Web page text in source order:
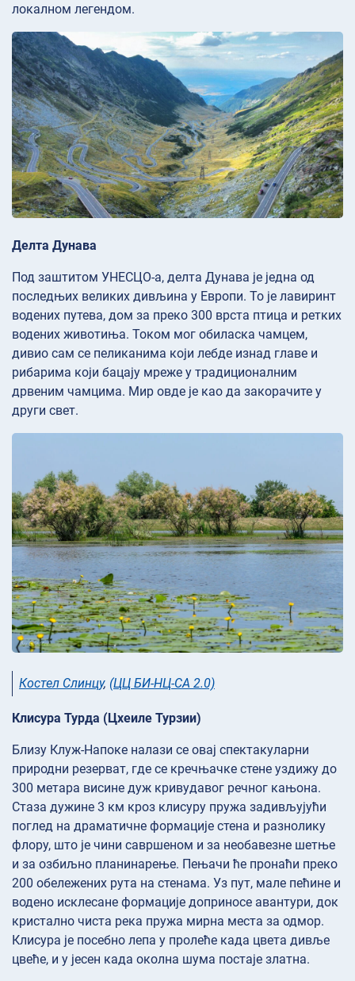
локалном легендом.
Делта Дунава
Под заштитом УНЕСЦО-а, делта Дунава је једна од
последњих великих дивљина у Европи. То је лавиринт
водених путева, дом за преко 300 врста птица и ретких
водених животиња. Током мог обиласка чамцем,
дивио сам се пеликанима који лебде изнад главе и
рибарима који бацају мреже у традиционалним
дрвеним чамцима. Мир овде је као да закорачите у
други свет.
Костел Слинцу, (ЦЦ БИ-НЦ-СА 2.0)
Клисура Турда (Цхеиле Турзии)
Близу Клуж-Напоке налази се овај спектакуларни
природни резерват, где се кречњачке стене уздижу до
300 метара висине дуж кривудавог речног кањона.
Стаза дужине 3 км кроз клисуру пружа задивљујући
поглед на драматичне формације стена и разнолику
флору, што је чини савршеном и за необавезне шетње
и за озбиљно планинарење. Пењачи ће пронаћи преко
200 обележених рута на стенама. Уз пут, мале пећине и
водено исклесане формације доприносе авантури, док
кристално чиста река пружа мирна места за одмор.
Клисура је посебно лепа у пролеће када цвета дивље
цвеће, и у јесен када околна шума постаје златна.